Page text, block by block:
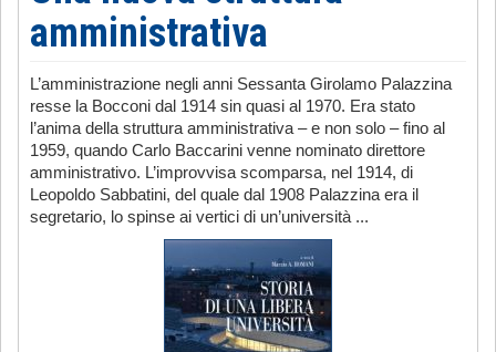
amministrativa
L’amministrazione negli anni Sessanta Girolamo Palazzina
resse la Bocconi dal 1914 sin quasi al 1970. Era stato
l’anima della struttura amministrativa – e non solo – fino al
1959, quando Carlo Baccarini venne nominato direttore
amministrativo. L’improvvisa scomparsa, nel 1914, di
Leopoldo Sabbatini, del quale dal 1908 Palazzina era il
segretario, lo spinse ai vertici di un’università ...